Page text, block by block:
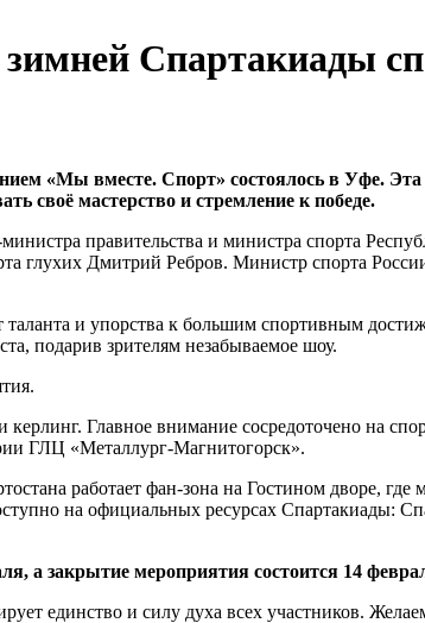
Спартакиады
«Мы вместе. Спорт» состоялось в Уфе.
своё мастерство и стремление к победе.
правительства и министра спорта
глухих Дмитрий Ребров. Министр спорта
и упорства к большим спортивным
подарив зрителям незабываемое шоу.
Главное внимание сосредоточено на
ГЛЦ «Металлург-Магнитогорск».
работает фан-зона на Гостином дворе,
на официальных ресурсах Спартакиады:
а закрытие мероприятия состоится 14
единство и силу духа всех участников.